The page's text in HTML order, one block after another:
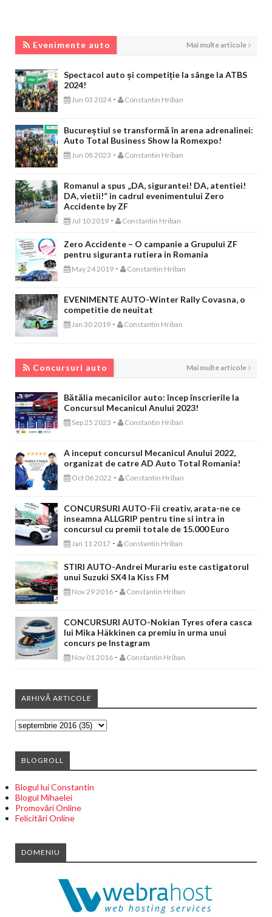
Evenimente auto Mai multe articole
Spectacol auto și competiție la sânge la ATBS
2024!
Jun 03 2024 - Constantin Hriban
Bucureștiul se transformă în arena adrenalinei:
Auto Total Business Show la Romexpo!
Jun 08 2023 - Constantin Hriban
Romanul a spus „DA, sigurantei! DA, atentiei!
DA, vietii!” in cadrul evenimentului Zero
Accidente by ZF
Jul 10 2019 - Constantin Hriban
Zero Accidente – O campanie a Grupului ZF
pentru siguranta rutiera in Romania
May 24 2019 - Constantin Hriban
EVENIMENTE AUTO-Winter Rally Covasna, o
competitie de neuitat
Jan 30 2019 - Constantin Hriban
Concursuri auto Mai multe articole
Bătălia mecanicilor auto: încep înscrierile la
Concursul Mecanicul Anului 2023!
Sep 25 2023 - Constantin Hriban
A inceput concursul Mecanicul Anului 2022,
organizat de catre AD Auto Total Romania!
Oct 06 2022 - Constantin Hriban
CONCURSURI AUTO-Fii creativ, arata-ne ce
inseamna ALLGRIP pentru tine si intra in
concursul cu premii totale de 15.000 Euro
Jan 11 2017 - Constantin Hriban
STIRI AUTO-Andrei Murariu este castigatorul
unui Suzuki SX4 la Kiss FM
Nov 29 2016 - Constantin Hriban
CONCURSURI AUTO-Nokian Tyres ofera casca
lui Mika Häkkinen ca premiu in urma unui
concurs pe Instagram
Nov 01 2016 - Constantin Hriban
ARHIVĂ ARTICOLE
BLOGROLL
Blogul lui Constantin
Blogul Mihaelei
Promovări Online
Felicitări Online
DOMENIU